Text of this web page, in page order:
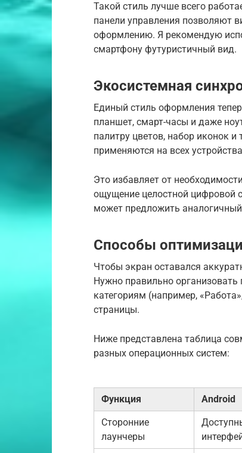
Такой стиль лучше всего
панели управления позволяют
оформлению. Я рекомендую
смартфону футуристичный вид.
Экосистемная
Единый стиль оформления
планшет, смарт-часы и даже
палитру цветов, набор иконок
применяются на всех
Это избавляет от
ощущение целостной цифровой
может предложить
Способы
Чтобы экран оставался
Нужно правильно
категориям (например,
страницы.
Ниже представлена таблица
разных операционных систем:
Функция Android
Сторонние
лаунчеры